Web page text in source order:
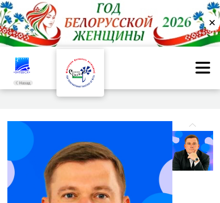
✕
Назад